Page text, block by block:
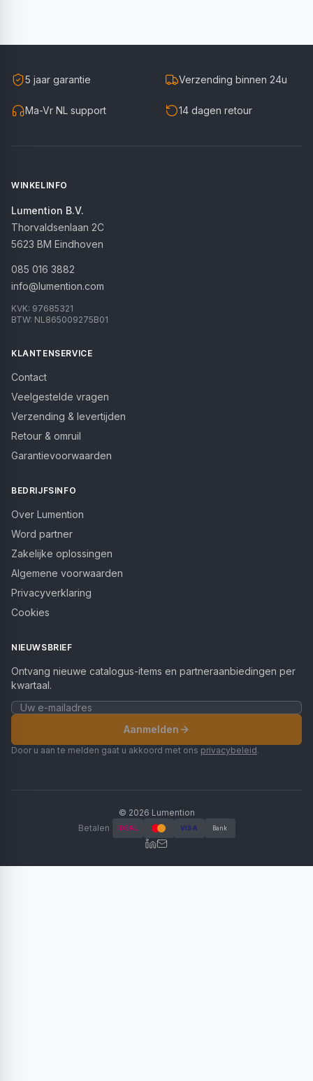
5 jaar garantie Verzending binnen 24u
Ma-Vr NL support 14 dagen retour
WINKELINFO
Lumention B.V.
Thorvaldsenlaan 2C
5623 BM Eindhoven
085 016 3882
info@lumention.com
KVK: 97685321
BTW: NL865009275B01
KLANTENSERVICE
Contact
Veelgestelde vragen
Verzending & levertijden
Retour & omruil
Garantievoorwaarden
BEDRIJFSINFO
Over Lumention
Word partner
Zakelijke oplossingen
Algemene voorwaarden
Privacyverklaring
Cookies
NIEUWSBRIEF
Ontvang nieuwe catalogus-items en partneraanbiedingen per
kwartaal.
Aanmelden
Door u aan te melden gaat u akkoord met ons privacybeleid.
© 2026 Lumention
Betalen
iDEAL VISA Bank